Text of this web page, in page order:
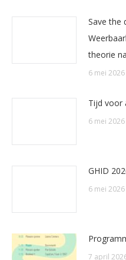
Save the
theorie
6 mei 2026
Tijd voor
6 mei 2026
GHID
6 mei 2026
7 april